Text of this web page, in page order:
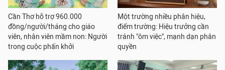
Cần Thơ hỗ trợ 960.000
đồng/người/tháng cho giáo
viên, nhân viên mầm non: Người
trong cuộc phấn khởi
Một trường nhiều phân hiệu,
điểm trường: Hiệu trưởng cần
tránh "ôm việc", mạnh dạn phân
quyền